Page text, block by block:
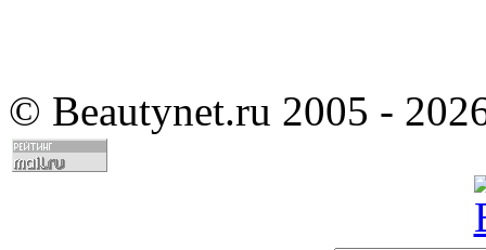
© Beautynet.ru 2005 -